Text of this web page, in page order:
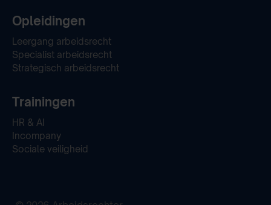
Opleidingen
Leergang arbeidsrecht
Specialist arbeidsrecht
Strategisch arbeidsrecht
Trainingen
HR & AI
Incompany
Sociale veiligheid